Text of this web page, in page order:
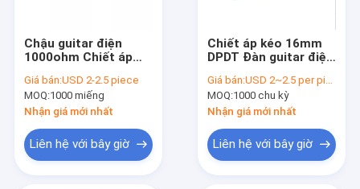
Chậu guitar điện
1000ohm Chiết áp
500K
Giá bán:USD 2-2.5 piece
MOQ:1000 miếng
Nhận giá mới nhất
Liên hệ với bây giờ
Chiết áp kéo 16mm
DPDT Đàn guitar điện
điện
Giá bán:USD 2~2.5 per piece
MOQ:1000 chu kỳ
Nhận giá mới nhất
Liên hệ với bây giờ